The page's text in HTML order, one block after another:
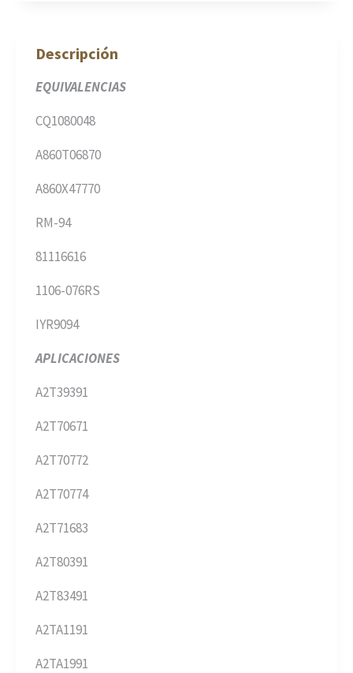
Descripción
EQUIVALENCIAS
CQ1080048
A860T06870
A860X47770
RM-94
81116616
1106-076RS
IYR9094
APLICACIONES
A2T39391
A2T70671
A2T70772
A2T70774
A2T71683
A2T80391
A2T83491
A2TA1191
A2TA1991